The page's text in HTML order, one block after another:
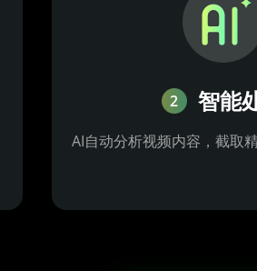
2 智能
AI自动分析视频内容，截取